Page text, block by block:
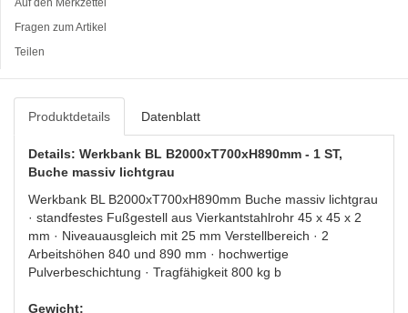
Auf den Merkzettel
Fragen zum Artikel
Teilen
Produktdetails Datenblatt
Details: Werkbank BL B2000xT700xH890mm - 1 ST,
Buche massiv lichtgrau
Werkbank BL B2000xT700xH890mm Buche massiv lichtgrau
· standfestes Fußgestell aus Vierkantstahlrohr 45 x 45 x 2
mm · Niveauausgleich mit 25 mm Verstellbereich · 2
Arbeitshöhen 840 und 890 mm · hochwertige
Pulverbeschichtung · Tragfähigkeit 800 kg b
Gewicht: